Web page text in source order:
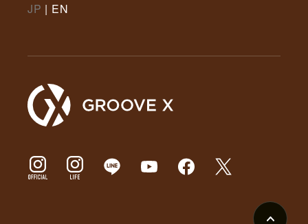
JP | EN